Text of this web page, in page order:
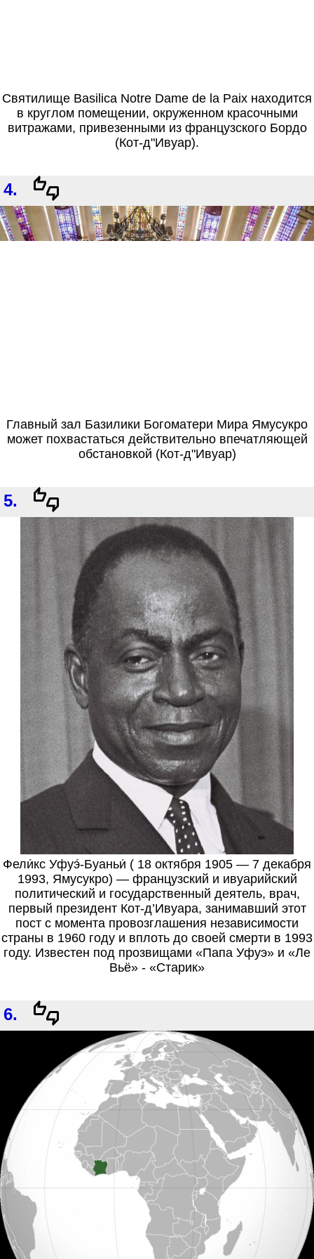
Святилище Basilica Notre Dame de la Paix находится
в круглом помещении, окруженном красочными
витражами, привезенными из французского Бордо
(Кот-д"Ивуар).
4.
Главный зал Базилики Богоматери Мира Ямусукро
может похвастаться действительно впечатляющей
обстановкой (Кот-д"Ивуар)
5.
Фели́кс Уфуэ́-Буаньи́ ( 18 октября 1905 — 7 декабря
1993, Ямусукро) — французский и ивуарийский
политический и государственный деятель, врач,
первый президент Кот-д’Ивуара, занимавший этот
пост с момента провозглашения независимости
страны в 1960 году и вплоть до своей смерти в 1993
году. Известен под прозвищами «Папа Уфуэ» и «Ле
Вьё» - «Старик»
6.